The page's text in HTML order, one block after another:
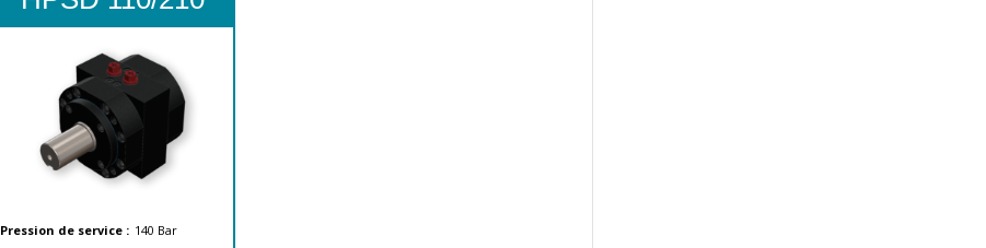
Pression de service : 140 Bar